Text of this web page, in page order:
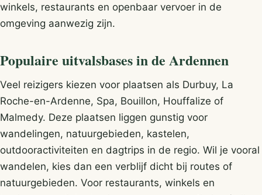
winkels, restaurants en openbaar vervoer in de
omgeving aanwezig zijn.
Populaire uitvalsbases in de Ardennen
Veel reizigers kiezen voor plaatsen als Durbuy, La
Roche-en-Ardenne, Spa, Bouillon, Houffalize of
Malmedy. Deze plaatsen liggen gunstig voor
wandelingen, natuurgebieden, kastelen,
outdooractiviteiten en dagtrips in de regio. Wil je vooral
wandelen, kies dan een verblijf dicht bij routes of
natuurgebieden. Voor restaurants, winkels en